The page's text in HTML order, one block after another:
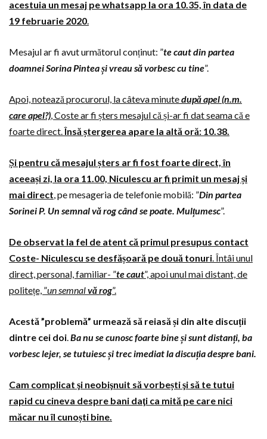
acestuia un mesaj pe whatsapp la ora 10.35, în data de
19 februarie 2020.
Mesajul ar fi avut următorul conținut: ”te caut din partea
doamnei Sorina Pintea și vreau să vorbesc cu tine”.
Apoi, notează procurorul, la câteva minutedupă apel (n.m.
care apel?), Coste ar fi șters mesajul că și-ar fi dat seama că e
foarte direct.Însă ștergerea apare la altă oră: 10.38.
Și pentru că mesajul șters ar fi fost foarte direct, în
aceeași zi, la ora 11.00, Niculescu ar fi primit un mesaj și
mai direct, pe mesageria de telefonie mobilă: ”Din partea
Sorinei P. Un semnal vă rog când se poate. Mulțumesc”.
De observat la fel de atent că primul presupus contact
Coste- Niculescu se desfășoară pe două tonuri. Întâi unul
direct, personal, familiar- ”te caut”, apoi unul mai distant, de
politețe, ”un semnalvă rog”.
Acestă ”problemă” urmează să reiasă și din alte discuții
dintre cei doi.Ba nu se cunosc foarte bine și sunt distanți, ba
vorbesc lejer, se tutuiesc și trec imediat la discuția despre bani.
Cam complicat şi neobişnuit să vorbești şi să te tutui
rapid cu cineva despre bani daţi ca mită pe care nici
măcar nu îl cunoști bine.